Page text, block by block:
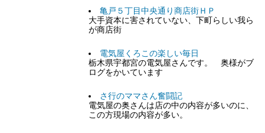
亀戸５丁目中央通り商店街ＨＰ
大手資本に害されていない、下町らしい我ら
が商店街
電気屋くろこの楽しい毎日
栃木県宇都宮の電気屋さんです。 奥様がブ
ログをかいています
さ行のママさん奮闘記
電気屋の奥さんは店の中の内容が多いのに、
この方現場の内容が多い。